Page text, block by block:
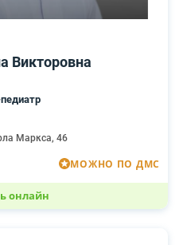
Викторовна
Маркса, 46
МОЖНО ПО ДМС
онлайн